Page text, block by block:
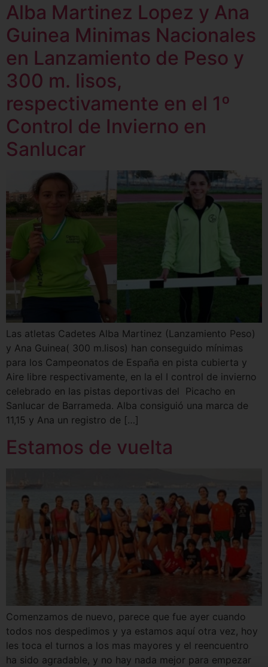
Alba Martinez Lopez y Ana
Guinea Minimas Nacionales
en Lanzamiento de Peso y
300 m. lisos,
respectivamente en el 1º
Control de Invierno en
Sanlucar
Las atletas Cadetes Alba Martinez (Lanzamiento Peso)
y Ana Guinea( 300 m.lisos) han conseguido mínimas
para los Campeonatos de España en pista cubierta y
Aire libre respectivamente, en la el I control de invierno
celebrado en las pistas deportivas del Picacho en
Sanlucar de Barrameda. Alba consiguió una marca de
11,15 y Ana un registro de […]
Estamos de vuelta
Comenzamos de nuevo, parece que fue ayer cuando
todos nos despedimos y ya estamos aquí otra vez, hoy
les toca el turnos a los mas mayores y el reencuentro
ha sido agradable, y no hay nada mejor para empezar